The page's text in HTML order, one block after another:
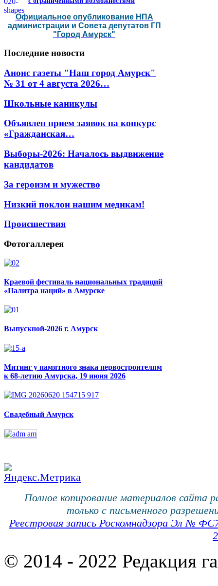
Официальное опубликование НПА
администрации и Совета депутатов ГП
"Город Амурск"
Последние новости
Анонс газеты "Наш город Амурск"
№ 31 от 4 августа 2026…
Школьные каникулы
Объявлен прием заявок на конкурс
«Гражданская…
Выборы-2026: Началось выдвижение
кандидатов
За героизм и мужество
Низкий поклон нашим медикам!
Происшествия
Фотогаллерея
Краевой фестиваль национальных традиций
«Палитра наций» в Амурске
Выпускной-2026 г. Амурск
Митинг у памятного знака первостроителям
к 68-летию Амурска, 19 июня 2026
Свадебный Амурск
Полное копирование материалов сайта
только с письменного
Реестровая запись Роскомнадзора Эл №
© 2014 - 2022 Редакция